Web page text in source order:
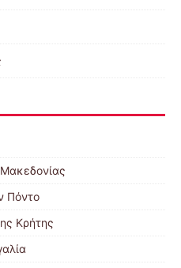
Μακεδονίας
Πόντο
Κρήτης